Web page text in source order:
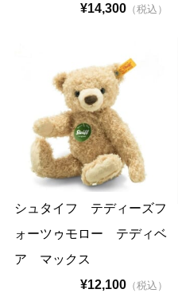
お知らせ
お問い合わせ
¥14,300 （税込）
シュタイフ テディーズフ
ォーツゥモロー テディベ
ア マックス
¥12,100 （税込）